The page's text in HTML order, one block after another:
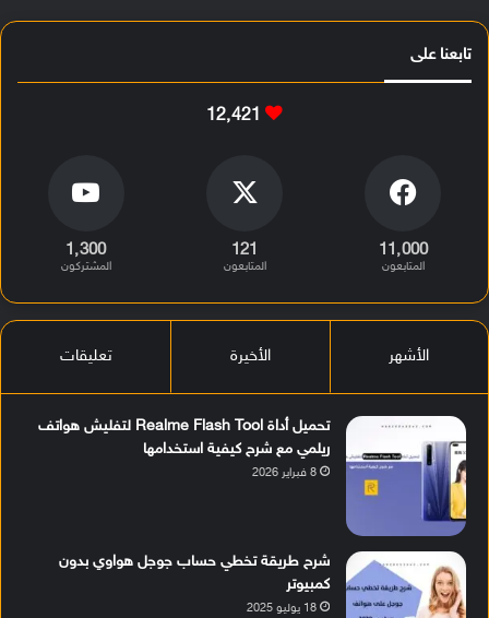
تابعنا على
12٬421
11٬000
المتابعون
121
المتابعون
1٬300
المشتركون
الأشهر الأخيرة تعليقات
تحميل أداة Realme Flash Tool لتفليش هواتف
ريلمي مع شرح كيفية استخدامها
8 فبراير 2026
شرح طريقة تخطي حساب جوجل هواوي بدون
كمبيوتر
18 يوليو 2025